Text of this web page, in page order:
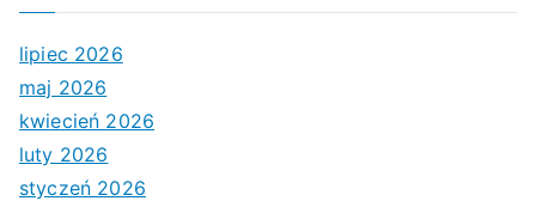
lipiec 2026
maj 2026
kwiecień 2026
luty 2026
styczeń 2026